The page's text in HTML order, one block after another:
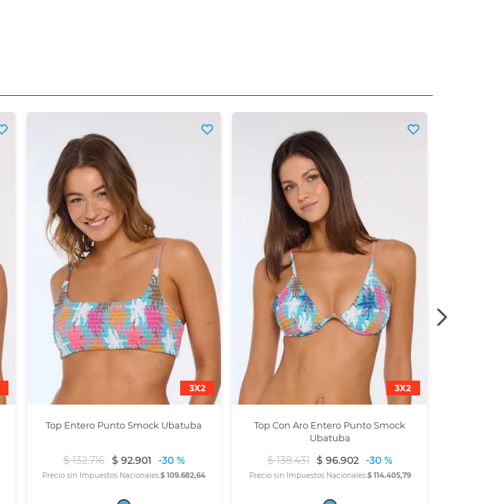
3X2
Top Entero Punto Smock Ubatuba
$ 132.716 $ 92.901 -30 %
Precio sin Impuestos Nacionales:$ 109.682,64
3X2
Top Con Aro Entero Punto Smock
Ubatuba
$ 138.431 $ 96.902 -30 %
Precio sin Impuestos Nacionales:$ 114.405,79